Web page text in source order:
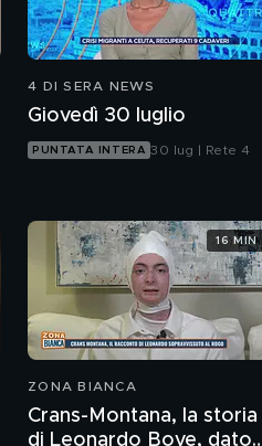
4 DI SERA NEWS
Giovedì 30 luglio
PUNTATA INTERA 30 lug | Rete 4
ZONA BIANCA
Crans-Montana, la storia
di Leonardo Bove, dato
16 MIN